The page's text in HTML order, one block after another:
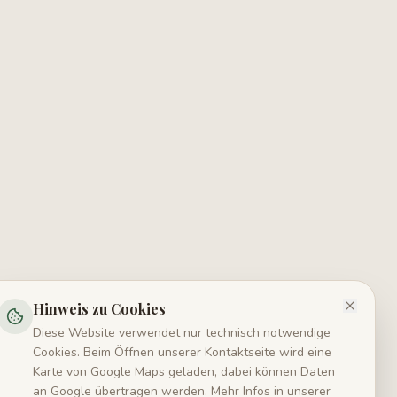
Hinweis zu Cookies
Diese Website verwendet nur technisch notwendige
Cookies. Beim Öffnen unserer Kontaktseite wird eine
Karte von Google Maps geladen, dabei können Daten
an Google übertragen werden. Mehr Infos in unserer